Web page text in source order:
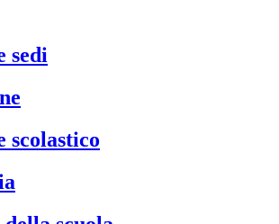
sedi
scolastico